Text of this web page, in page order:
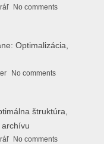
No comments
Optimalizácia,
No comments
štruktúra,
No comments